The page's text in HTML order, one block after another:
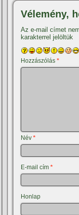
Vélemény,
Az e-mail címet
karakterrel jelöltük
Hozzászólás*
Név*
E-mail cím*
Honlap